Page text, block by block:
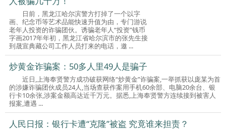
日前，黑龙江哈尔滨警方打掉了一个以字
画、纪念币等艺术品能快速升值为由，专门游说
老年人投资的诈骗团伙。诱骗老年人“投资”钱币
字画2017年年初，黑龙江省哈尔滨市的张先生接
到晟宣典藏公司工作人员打来的电话，邀 ...
炒黄金诈骗案：50多人里49人是骗子
近日,上海奉贤警方成功破获网络“炒黄金”诈骗案,一举抓获以庞某为首
的涉嫌诈骗团伙成员24人,当场查获作案用手机60余部、电脑20余台、银
行卡10余张,涉案金额高达近千万元。据悉,上海奉贤警方连续接到被害人
报案,遭遇 ...
人民日报：银行卡遭“克隆”被盗 究竟谁来担责？